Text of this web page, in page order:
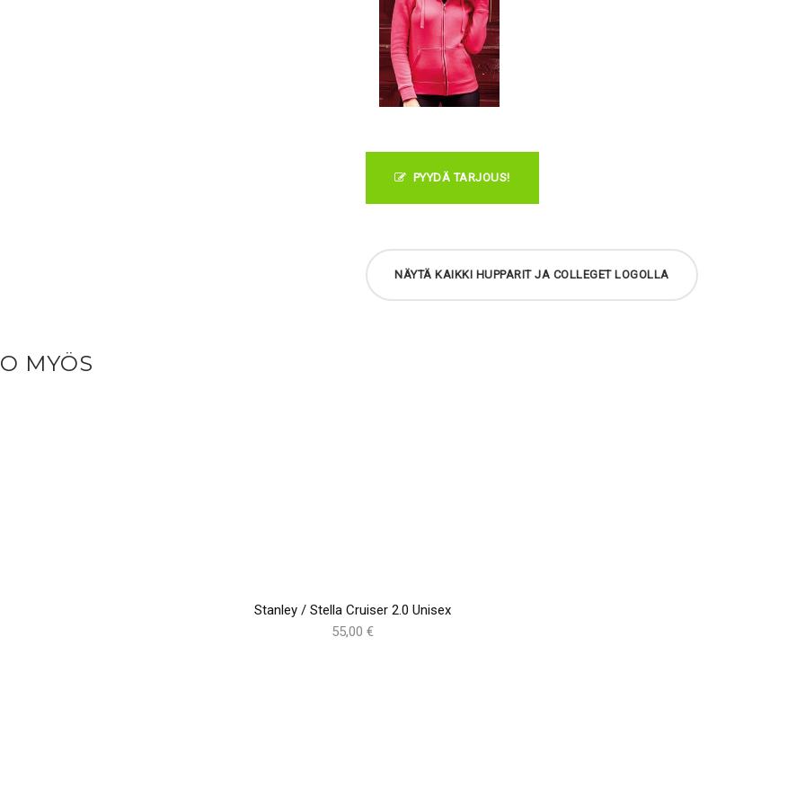
PYYDÄ TARJOUS!
NÄYTÄ KAIKKI HUPPARIT JA COLLEGET LOGOLLA
MYÖS
Stanley / Stella Cruiser 2.0 Unisex
55,00 €